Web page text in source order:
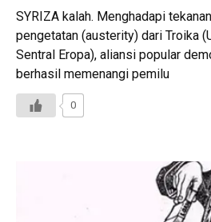
SYRIZA kalah. Menghadapi
pengetatan (austerity) dari Troika
Sentral Eropa), aliansi popular
berhasil memenangi pemilu
0